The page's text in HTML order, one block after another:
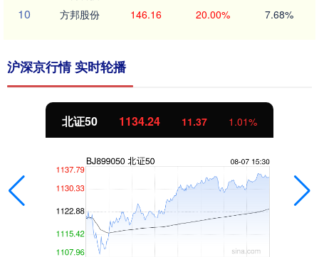
10 方邦股份 146.16 20.00% 7.68%
沪深京行情 实时轮播
北证50 1134.24 11.37 1.01%